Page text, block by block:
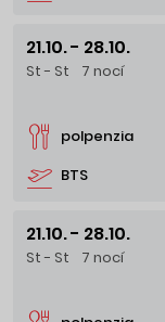
21.10. - 28.10.
St - St 7 nocí
BTS
polpenzia
21.10. - 28.10.
St - St 7 nocí